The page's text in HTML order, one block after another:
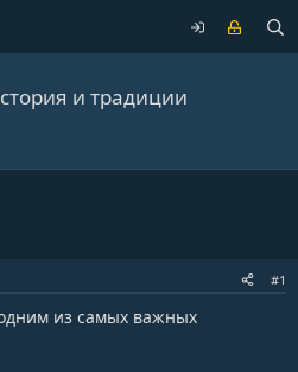
и традиции
#1
из самых важных